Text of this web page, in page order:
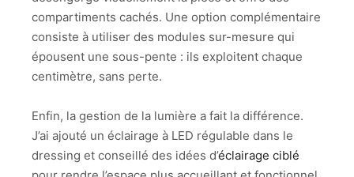
compartiments cachés. Une option complémentaire
consiste à utiliser des modules sur-mesure qui
épousent une sous-pente : ils exploitent chaque
centimètre, sans perte.
Enfin, la gestion de la lumière a fait la différence.
J’ai ajouté un éclairage à LED régulable dans le
dressing et conseillé des idées d’éclairage ciblé